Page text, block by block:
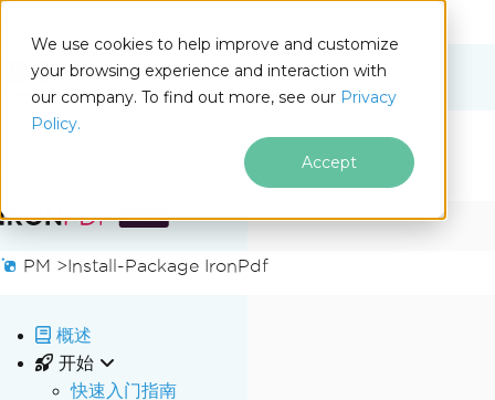
We use cookies to help improve and customize
your browsing experience and interaction with
our company. To find out more, see our Privacy
Policy.
Accept
.NET
跳至页脚内容
Docs
PM >Install-Package IronPdf
概述
开始
快速入门指南